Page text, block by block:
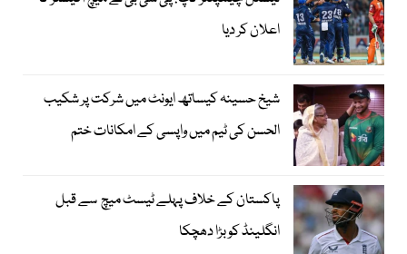
اعلان کر دیا
شیخ حسینہ کیساتھ ایونٹ میں شرکت پر شکیب
الحسن کی ٹیم میں واپسی کے امکانات ختم
پاکستان کے خلاف پہلے ٹیسٹ میچ سے قبل
انگلینڈ کو بڑا دھچکا